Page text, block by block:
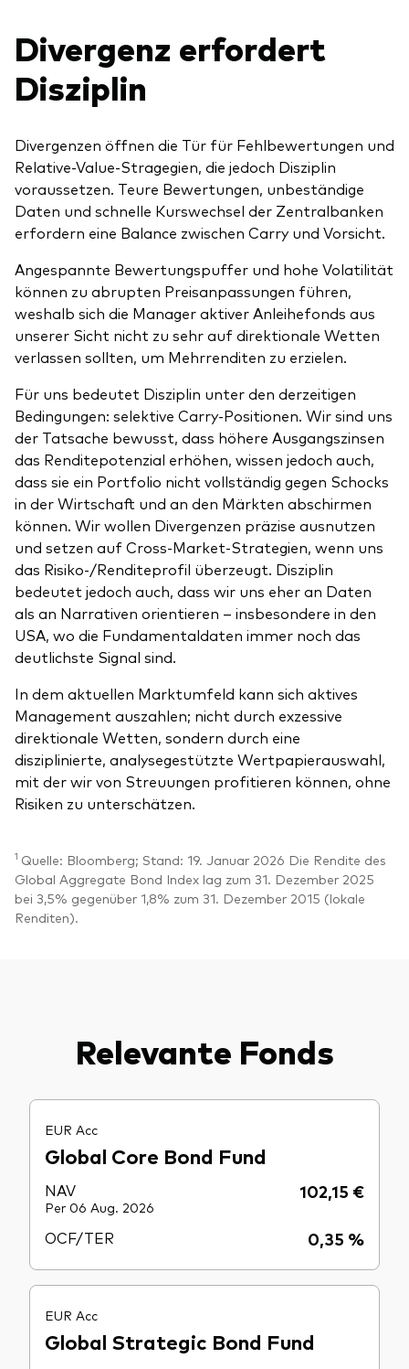
Divergenz erfordert
Disziplin
Divergenzen öffnen die Tür für Fehlbewertungen und
Relative-Value-Stragegien, die jedoch Disziplin
voraussetzen. Teure Bewertungen, unbeständige
Daten und schnelle Kurswechsel der Zentralbanken
erfordern eine Balance zwischen Carry und Vorsicht.
Angespannte Bewertungspuffer und hohe Volatilität
können zu abrupten Preisanpassungen führen,
weshalb sich die Manager aktiver Anleihefonds aus
unserer Sicht nicht zu sehr auf direktionale Wetten
verlassen sollten, um Mehrrenditen zu erzielen.
Für uns bedeutet Disziplin unter den derzeitigen
Bedingungen: selektive Carry-Positionen. Wir sind uns
der Tatsache bewusst, dass höhere Ausgangszinsen
das Renditepotenzial erhöhen, wissen jedoch auch,
dass sie ein Portfolio nicht vollständig gegen Schocks
in der Wirtschaft und an den Märkten abschirmen
können. Wir wollen Divergenzen präzise ausnutzen
und setzen auf Cross-Market-Strategien, wenn uns
das Risiko-/Renditeprofil überzeugt. Disziplin
bedeutet jedoch auch, dass wir uns eher an Daten
als an Narrativen orientieren – insbesondere in den
USA, wo die Fundamentaldaten immer noch das
deutlichste Signal sind.
In dem aktuellen Marktumfeld kann sich aktives
Management auszahlen; nicht durch exzessive
direktionale Wetten, sondern durch eine
disziplinierte, analysegestützte Wertpapierauswahl,
mit der wir von Streuungen profitieren können, ohne
Risiken zu unterschätzen.
1 Quelle: Bloomberg; Stand: 19. Januar 2026 Die Rendite des
Global Aggregate Bond Index lag zum 31. Dezember 2025
bei 3,5% gegenüber 1,8% zum 31. Dezember 2015 (lokale
Renditen).
Relevante Fonds
EUR Acc
Global Core Bond Fund
NAV 102,15 €
Per 06 Aug. 2026
OCF/TER 0,35 %
EUR Acc
Global Strategic Bond Fund